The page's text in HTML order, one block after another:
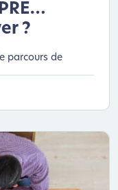
?
parcours de